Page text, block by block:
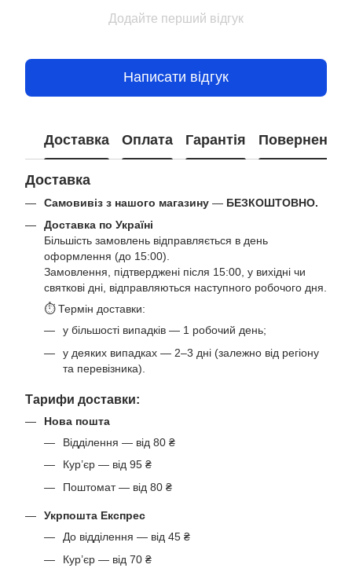
Додайте перший відгук
Написати відгук
Доставка Оплата Гарантія Повернення
Доставка
Самовивіз з нашого магазину — БЕЗКОШТОВНО.
Доставка по Україні
Більшість замовлень відправляється в день
оформлення (до 15:00).
Замовлення, підтверджені після 15:00, у вихідні чи
святкові дні, відправляються наступного робочого дня.
⏱ Термін доставки:
у більшості випадків — 1 робочий день;
у деяких випадках — 2–3 дні (залежно від регіону
та перевізника).
Тарифи доставки:
Нова пошта
Відділення — від 80 ₴
Кур’єр — від 95 ₴
Поштомат — від 80 ₴
Укрпошта Експрес
До відділення — від 45 ₴
Кур’єр — від 70 ₴